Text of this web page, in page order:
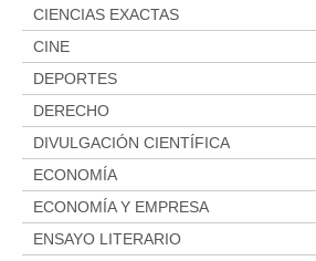
Cambios y devoluciones
CIENCIAS EXACTAS
CINE
DEPORTES
DERECHO
DIVULGACIÓN CIENTÍFICA
ECONOMÍA
ECONOMÍA Y EMPRESA
ENSAYO LITERARIO